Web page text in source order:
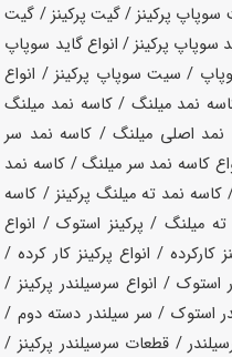
پرکینز / گیت پرکینز / گیت
پرکینز / انواع گاید سوپاپ
/ سیت سوپاپ پرکینز / انواع
نمد میلنگ / کاسه نمد میلنگ
نمد اصلی میلنگ / کاسه نمد سر
کاسه نمد سر میلنگ / کاسه نمد
نمد ته میلنگ پرکینز / کاسه
میلنگ / پرکینز استوک / انواع
/ انواع پرکینز کار کرده /
استوک / انواع سرسیلندر پرکینز /
استوک / سر سیلندر دسته دوم /
/ قطعات سرسیلندر پرکینز /